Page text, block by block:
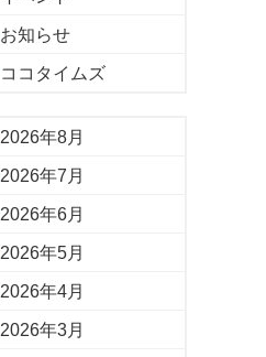
お知らせ
ココタイムズ
2026年8月
2026年7月
2026年6月
2026年5月
2026年4月
2026年3月